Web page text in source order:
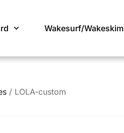
Wakesurf/Wakeskim
/ LOLA-custom